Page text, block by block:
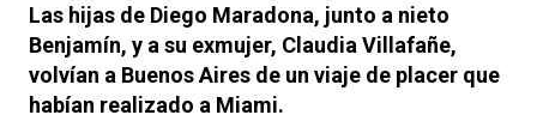
Las hijas de Diego Maradona, junto a nieto
Benjamín, y a su exmujer, Claudia Villafañe,
volvían a Buenos Aires de un viaje de placer que
habían realizado a Miami.